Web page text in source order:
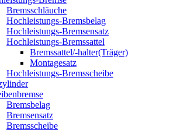
Bremsschläuche
Hochleistungs-Bremsbelag
Hochleistungs-Bremsensatz
Hochleistungs-Bremssattel
Bremssattel/-halter(Träger)
Montagesatz
Hochleistungs-Bremsscheibe
Bremsbelag
Bremsensatz
Bremsscheibe